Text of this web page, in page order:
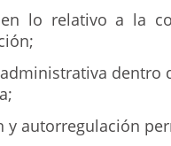
lo relativo a la
dentro
y autorregulación